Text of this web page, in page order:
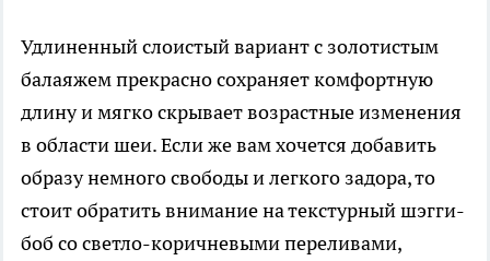
Удлиненный слоистый вариант с золотистым
балаяжем прекрасно сохраняет комфортную
длину и мягко скрывает возрастные изменения
в области шеи. Если же вам хочется добавить
образу немного свободы и легкого задора, то
стоит обратить внимание на текстурный шэгги-
боб со светло-коричневыми переливами,